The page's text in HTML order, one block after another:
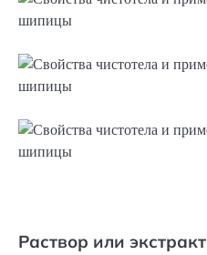
Раствор или